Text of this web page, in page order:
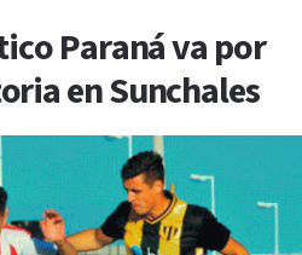
Paraná va por
en Sunchales